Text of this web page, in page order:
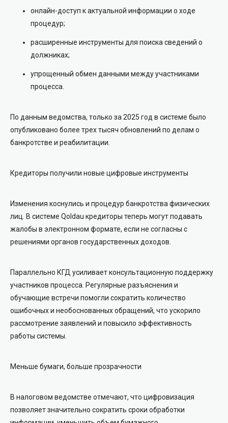
онлайн-доступ к актуальной информации о ходе
процедур;
расширенные инструменты для поиска сведений о
должниках;
упрощенный обмен данными между участниками
процесса.
По данным ведомства, только за 2025 год в системе было
опубликовано более трех тысяч обновлений по делам о
банкротстве и реабилитации.
Кредиторы получили новые цифровые инструменты
Изменения коснулись и процедур банкротства физических
лиц. В системе Qoldau кредиторы теперь могут подавать
жалобы в электронном формате, если не согласны с
решениями органов государственных доходов.
Параллельно КГД усиливает консультационную поддержку
участников процесса. Регулярные разъяснения и
обучающие встречи помогли сократить количество
ошибочных и необоснованных обращений, что ускорило
рассмотрение заявлений и повысило эффективность
работы системы.
Меньше бумаги, больше прозрачности
В налоговом ведомстве отмечают, что цифровизация
позволяет значительно сократить сроки обработки